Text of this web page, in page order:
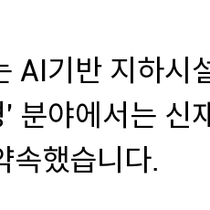
AI기반 지하시
분야에서는 신
속했습니다.